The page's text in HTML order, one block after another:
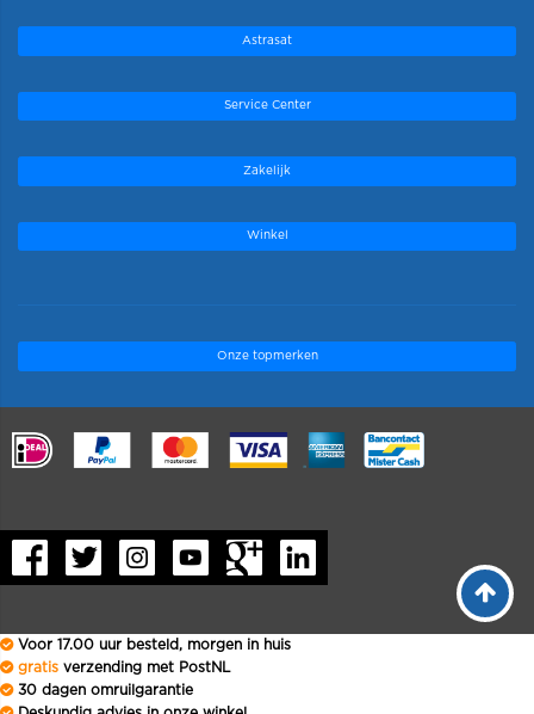
Astrasat
Service Center
Zakelijk
Winkel
Onze topmerken
.
Voor 17.00 uur besteld, morgen in huis
gratis verzending met PostNL
30 dagen omruilgarantie